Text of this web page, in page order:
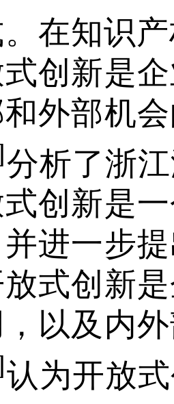
在知识
创新是
外部机
分析了浙
创新是
进一步
式创新
以及内
认为开放